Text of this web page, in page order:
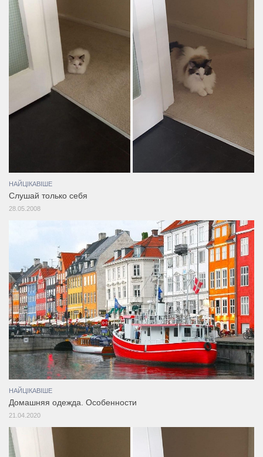
НАЙЦІКАВІШЕ
Слушай только себя
28.05.2008
НАЙЦІКАВІШЕ
Домашняя одежда. Особенности
21.04.2020